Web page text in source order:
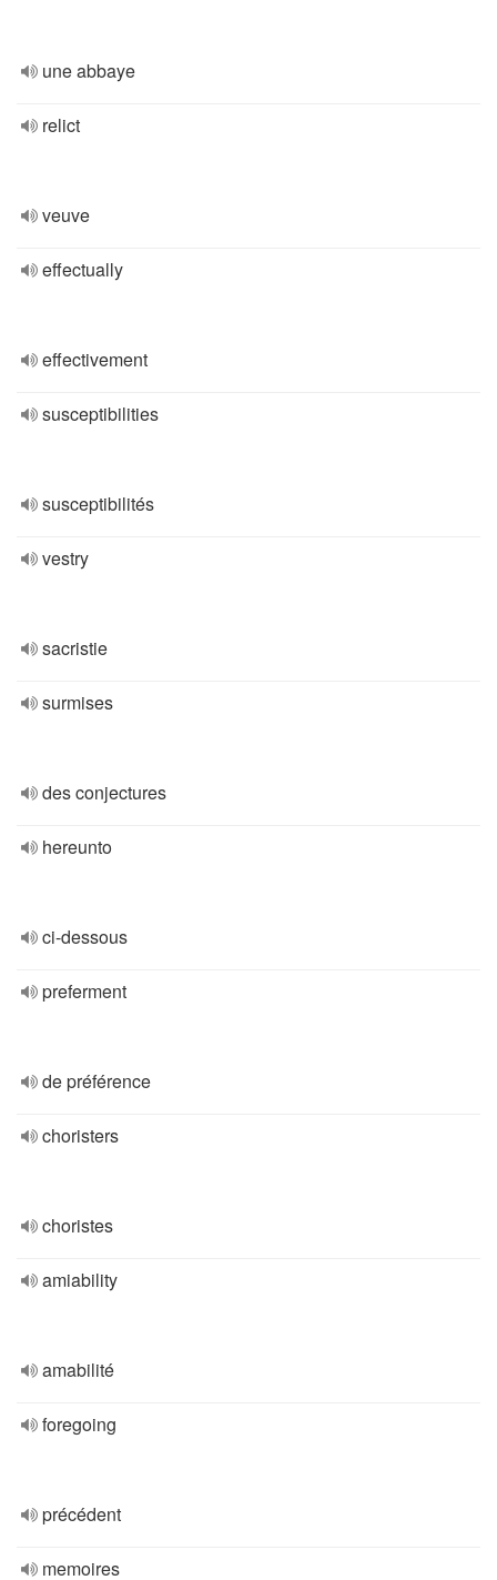
une abbaye
relict
veuve
effectually
effectivement
susceptibilities
susceptibilités
vestry
sacristie
surmises
des conjectures
hereunto
ci-dessous
preferment
de préférence
choristers
choristes
amiability
amabilité
foregoing
précédent
memoires